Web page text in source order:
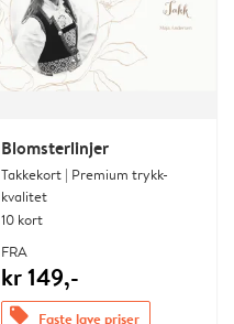
Blomsterlinjer
Takkekort | Premium trykk-
kvalitet
10 kort
FRA
kr 149,-
offers Faste lave priser